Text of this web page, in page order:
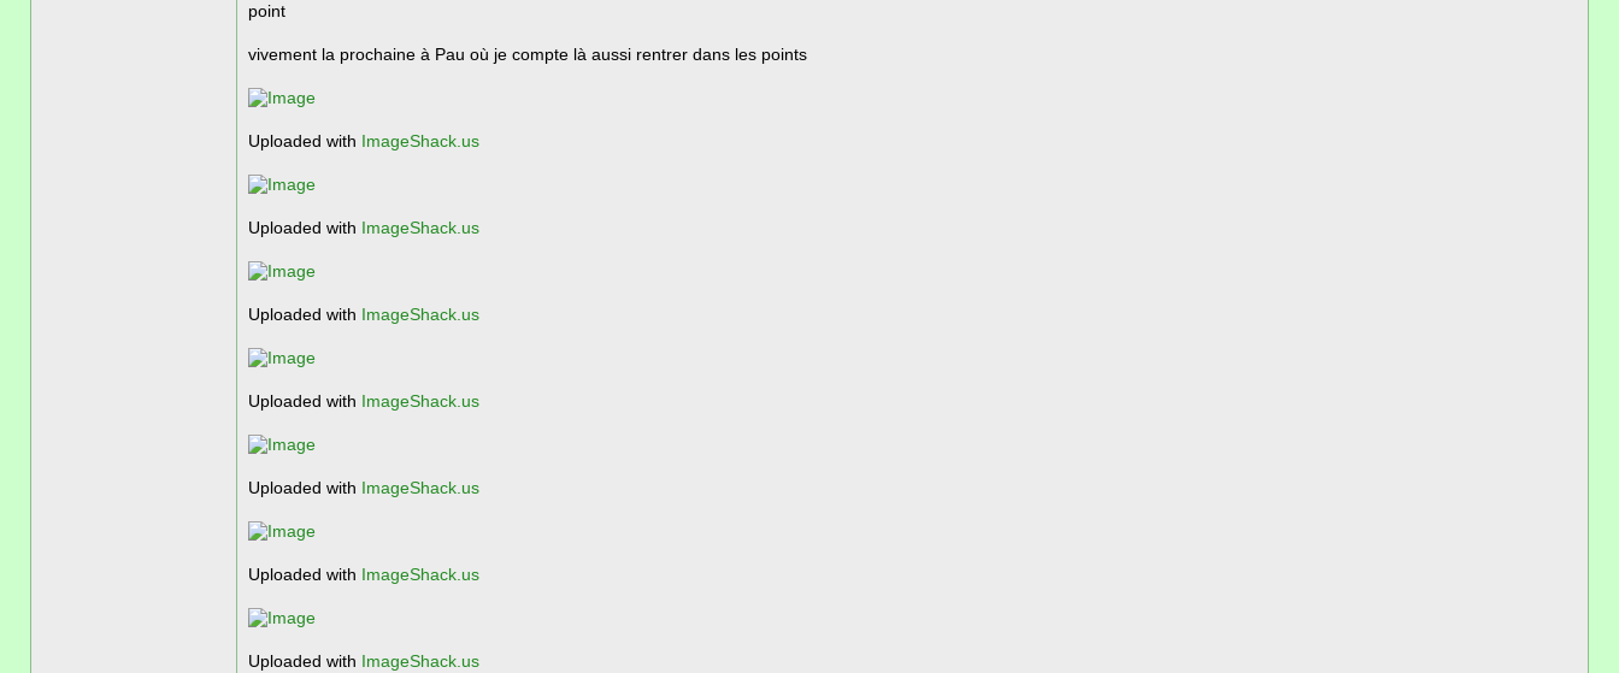
point
vivement la prochaine à Pau où je compte là aussi rentrer dans les points
Uploaded with ImageShack.us
Uploaded with ImageShack.us
Uploaded with ImageShack.us
Uploaded with ImageShack.us
Uploaded with ImageShack.us
Uploaded with ImageShack.us
Uploaded with ImageShack.us